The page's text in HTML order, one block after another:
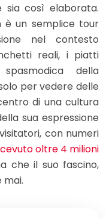
sia così elaborata.
è un semplice tour
nel contesto
reali, i piatti
della
per vedere delle
di una cultura
sua espressione
con numeri
oltre 4 milioni
che il suo fascino,
mai.